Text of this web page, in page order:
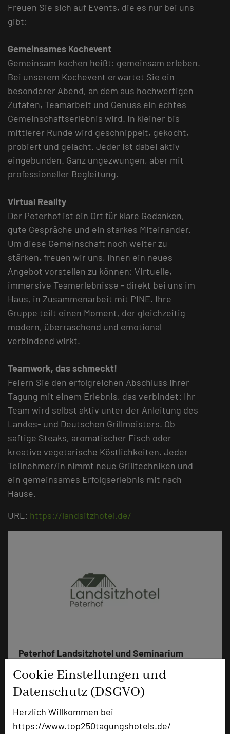
Cookie Einstellungen und
Datenschutz (DSGVO)
Herzlich Willkommen bei
https://www.top250tagungshotels.de/
Freuen Sie sich auf Events, die es nur bei uns
gibt:
Gemeinsames Kochevent
Gemeinsam kochen heißt: gemeinsam erleben.
Bei unserem Kochevent erwartet Sie ein
besonderer Abend, an dem aus hochwertigen
Zutaten, Teamarbeit und Genuss ein echtes
Gemeinschaftserlebnis wird. In kleiner bis
mittlerer Runde wird geschnippelt, gekocht,
probiert und gelacht. Jeder ist dabei aktiv
eingebunden. Ganz ungezwungen, aber mit
professioneller Begleitung.
Virtual Reality
Der Peterhof ist ein Ort für klare Gedanken,
gute Gespräche und ein starkes Miteinander.
Um diese Gemeinschaft noch weiter zu
stärken, freuen wir uns, Ihnen ein neues
Angebot vorstellen zu können: Virtuelle,
immersive Teamerlebnisse - direkt bei uns im
Haus, in Zusammenarbeit mit PINE. Ihre
Gruppe teilt einen Moment, der gleichzeitig
modern, überraschend und emotional
verbindend wirkt.
Teamwork, das schmeckt!
Feiern Sie den erfolgreichen Abschluss Ihrer
Tagung mit einem Erlebnis, das verbindet: Ihr
Team wird selbst aktiv unter der Anleitung des
Landes- und Deutschen Grillmeisters. Ob
saftige Steaks, aromatischer Fisch oder
kreative vegetarische Köstlichkeiten. Jeder
Teilnehmer/in nimmt neue Grilltechniken und
ein gemeinsames Erfolgserlebnis mit nach
Hause.
URL: https://landsitzhotel.de/
Peterhof Landsitzhotel und Seminarium
Dorfstraße 23
25569 Hodorf
+49 4821 403010
mail Email